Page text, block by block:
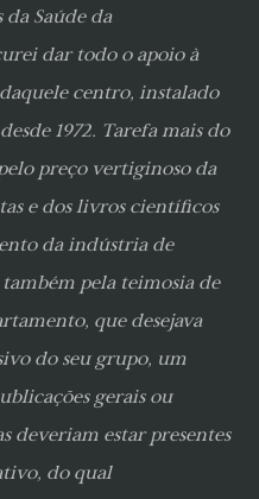
Saúde da
dar todo o apoio à
centro, instalado
1972. Tarefa mais do
preço vertiginoso da
e dos livros científicos
da indústria de
pela teimosia de
que desejava
do seu grupo, um
gerais ou
deveriam estar presentes
do qual